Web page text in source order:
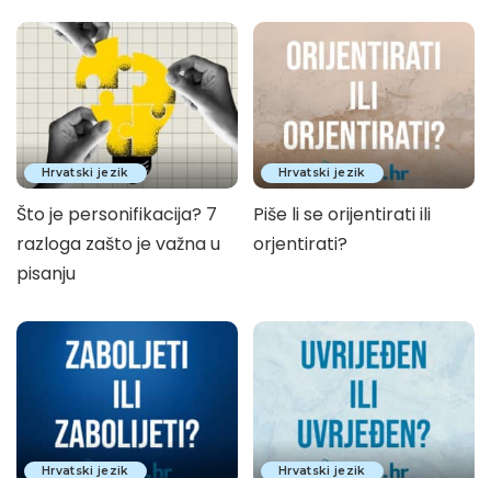
Hrvatski jezik
Što je personifikacija? 7
razloga zašto je važna u
pisanju
Hrvatski jezik
Piše li se orijentirati ili
orjentirati?
Hrvatski jezik Hrvatski jezik